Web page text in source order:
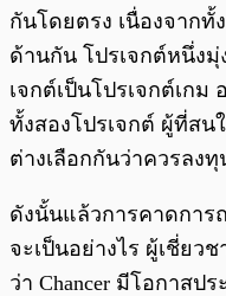
กันโดยตรง เนื่องจากทั้
ด้านกัน โปรเจกต์หนึ่ง
เจกต์เป็นโปรเจกต์เก
ทั้งสองโปรเจกต์ ผู้ที่ส
ต่างเลือกกันว่าควรลง
ดังนั้นแล้วการคาดการ
จะเป็นอย่างไร ผู้เชี่ย
ว่า Chancer มีโอกาสป